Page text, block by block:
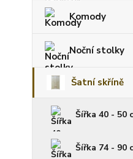
Komody
Noční stolky
Šatní skříně
Šířka 40 - 50
Šířka 74 - 90